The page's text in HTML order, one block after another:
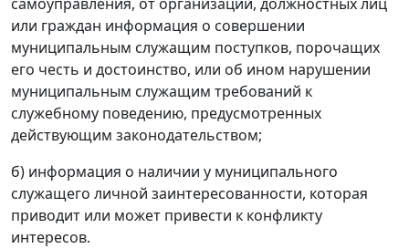
или граждан информация о совершении
муниципальным служащим поступков, порочащих
его честь и достоинство, или об ином нарушении
муниципальным служащим требований к
служебному поведению, предусмотренных
действующим законодательством;
б) информация о наличии у муниципального
служащего личной заинтересованности, которая
приводит или может привести к конфликту
интересов.